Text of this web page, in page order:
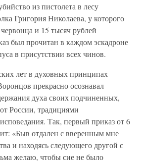
из пистолета в лесу
Григория Николаева, у которого
и 15 тысяч рублей
был прочитан в каждом эскадроне
в присутствии всех чинов.
лет в духовных принципах
прекрасно осознавал
духа своих подчиненных,
России, традициями
Так, первый приказ от 6
«Быв отдален с вверенным мне
и находясь следующего другой с
желаю, чтобы сие не было